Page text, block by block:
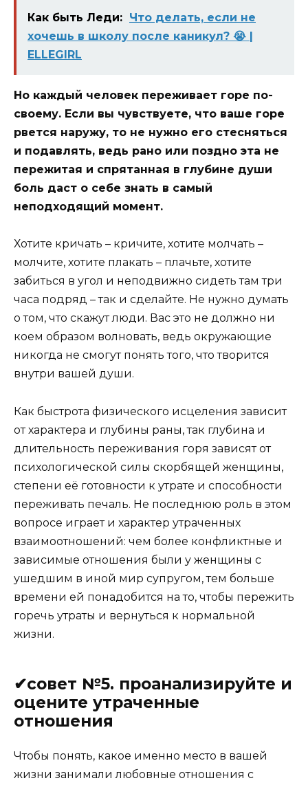
Как быть Леди: Что делать, если не
хочешь в школу после каникул? 😭 |
ELLEGIRL
Но каждый человек переживает горе по-
своему. Если вы чувствуете, что ваше горе
рвется наружу, то не нужно его стесняться
и подавлять, ведь рано или поздно эта не
пережитая и спрятанная в глубине души
боль даст о себе знать в самый
неподходящий момент.
Хотите кричать – кричите, хотите молчать –
молчите, хотите плакать – плачьте, хотите
забиться в угол и неподвижно сидеть там три
часа подряд – так и сделайте. Не нужно думать
о том, что скажут люди. Вас это не должно ни
коем образом волновать, ведь окружающие
никогда не смогут понять того, что творится
внутри вашей души.
Как быстрота физического исцеления зависит
от характера и глубины раны, так глубина и
длительность переживания горя зависят от
психологической силы скорбящей женщины,
степени её готовности к утрате и способности
переживать печаль. Не последнюю роль в этом
вопросе играет и характер утраченных
взаимоотношений: чем более конфликтные и
зависимые отношения были у женщины с
ушедшим в иной мир супругом, тем больше
времени ей понадобится на то, чтобы пережить
горечь утраты и вернуться к нормальной
жизни.
✔совет №5. проанализируйте и
оцените утраченные
отношения
Чтобы понять, какое именно место в вашей
жизни занимали любовные отношения с